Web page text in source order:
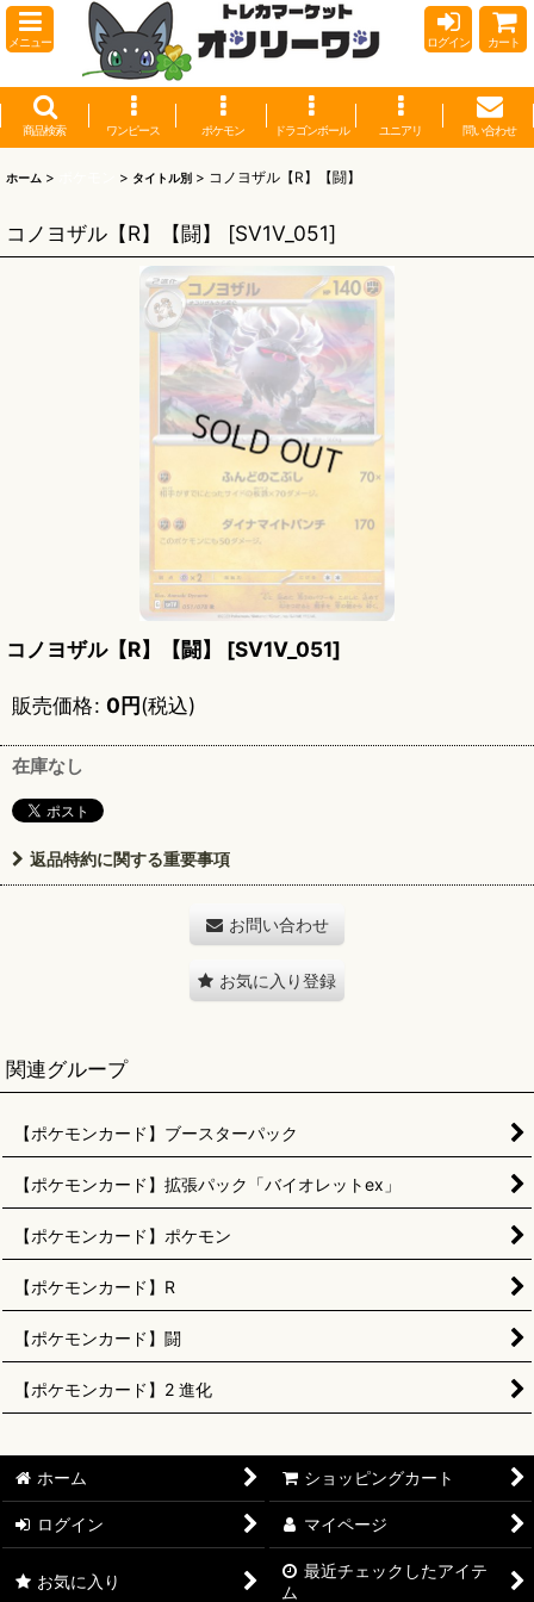
メニュー ログイン カート
商品検索 ワンピース ポケモン ドラゴンボール ユニアリ 問い合わせ
ホーム > > タイトル別 > コノヨザル【R】【闘】
コノヨザル【R】【闘】 [SV1V_051]
コノヨザル【R】【闘】 [SV1V_051]
販売価格: 0円(税込)
在庫なし
返品特約に関する重要事項
お問い合わせ
お気に入り登録
関連グループ
【ポケモンカード】ブースターパック
【ポケモンカード】拡張パック「バイオレットex」
【ポケモンカード】ポケモン
【ポケモンカード】R
【ポケモンカード】闘
【ポケモンカード】2 進化
ホーム ショッピングカート
ログイン マイページ
お気に入り
最近チェックしたアイテ
ム